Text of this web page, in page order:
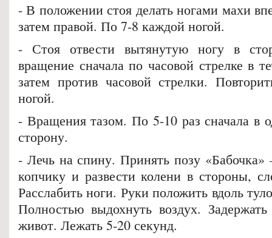
- В положении стоя делать ногами махи
затем правой. По 7-8 каждой ногой.
- Стоя отвести вытянутую ногу в
вращение сначала по часовой стрелке в
затем против часовой стрелки.
ногой.
- Вращения тазом. По 5-10 раз сначала в
сторону.
- Лечь на спину. Принять позу «Бабочка»
копчику и развести колени в стороны,
Расслабить ноги. Руки положить вдоль
Полностью выдохнуть воздух.
живот. Лежать 5-20 секунд.